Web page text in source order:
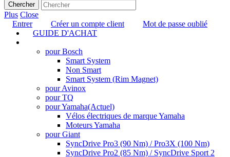
Chercher
Plus Close
Entrer
Créer un compte client
Mot de passe oublié
GUIDE D'ACHAT
pour Bosch
Smart System
Non Smart
Smart System (Rim Magnet)
pour Avinox
pour TQ
pour Yamaha(Actuel)
Vélos électriques de marque Yamaha
Moteurs Yamaha
pour Giant
SyncDrive Pro3 (90 Nm) / Pro3X (100 Nm)
SyncDrive Pro2 (85 Nm) / SyncDrive Sport 2